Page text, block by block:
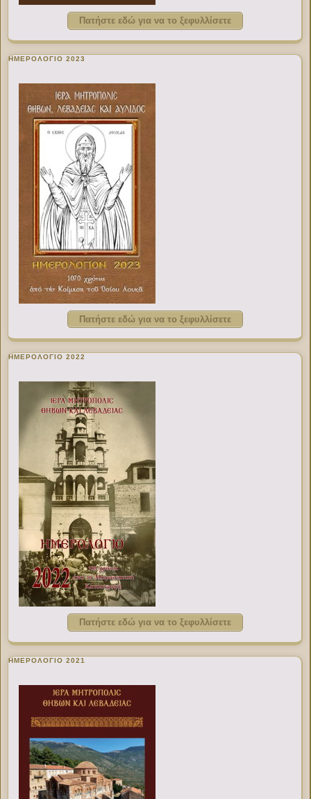
Πατήστε εδώ για να το ξεφυλλίσετε
ΗΜΕΡΟΛΟΓΙΟ 2023
Πατήστε εδώ για να το ξεφυλλίσετε
ΗΜΕΡΟΛΟΓΙΟ 2022
Πατήστε εδώ για να το ξεφυλλίσετε
ΗΜΕΡΟΛΟΓΙΟ 2021